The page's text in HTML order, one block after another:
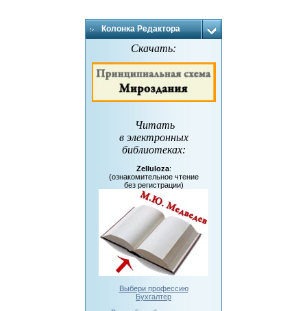
Колонка Редактора
Скачать:
Читать
в электронных
библиотеках:
Zelluloza:
(ознакомительное чтение
без регистрации)
Выбери профессию
Бухгалтер